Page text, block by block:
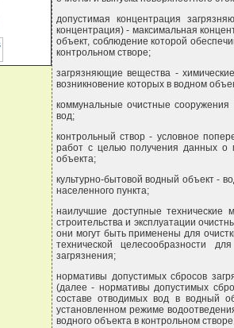
допустимая концентрация
концентрация) - максимальная
объект, соблюдение которой
контрольном створе;
загрязняющие вещества -
возникновение которых в водном
коммунальные очистные сооружения
вод;
контрольный створ - условное
работ с целью получения данных о
объекта;
культурно-бытовой водный объект -
населенного пункта;
наилучшие доступные технические
строительства и эксплуатации
они могут быть применены для
технической целесообразности
загрязнения;
нормативы допустимых сбросов
(далее - нормативы допустимых
составе отводимых вод в водный
установленном режиме
водного объекта в контрольном